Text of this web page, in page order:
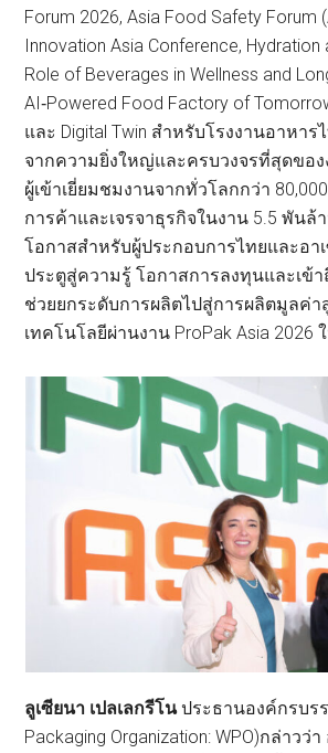
Forum 2026, Asia Food Safety Forum
Innovation Asia Conference, Hydration
Role of Beverages in Wellness and
AI‑Powered Food Factory of
และ Digital Twin สำหรับโรงงานอาหา
จากความยิ่งใหญ่และครบวงจรที่สุดขอ
ผู้เข้าเยี่ยมชมงานจากทั่วโลกกว่า
การค้าและเจรจาธุรกิจในงาน 5.5 พันล้
โอกาสสำหรับผู้ประกอบการไทยและอา
ประตูสู่ความรู้ โอกาสการลงทุนและเข้
ช่วยยกระดับการผลิตไปสู่การผลิตมูลค่า
เทคโนโลยีผ่านงาน ProPak Asia 2026
ลูเซียนา เปลเลกรีโนประธานองค์กรบร
Packaging Organization: WPO)กล่าวว่